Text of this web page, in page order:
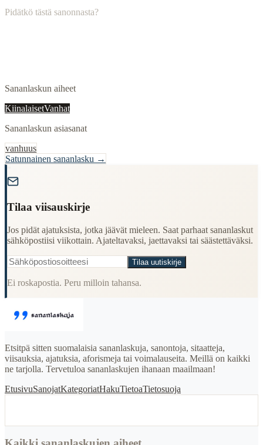
Pidätkö tästä sanonnasta?
Sananlaskun aiheet
KiinalaisetVanhat
Sananlaskun asiasanat
vanhuus
Satunnainen sananlasku →
Tilaa viisauskirje
Jos pidät ajatuksista, jotka jäävät mieleen. Saat parhaat sananlaskut
sähköpostiisi viikottain. Ajateltavaksi, jaettavaksi tai säästettäväksi.
Tilaa uutiskirje
Ei roskapostia. Peru milloin tahansa.
Etsitpä sitten suomalaisia sananlaskuja, sanontoja, sitaatteja,
viisauksia, ajatuksia, aforismeja tai voimalauseita. Meillä on kaikki
ne tarjolla. Tervetuloa sananlaskujen ihanaan maailmaan!
EtusivuSanojatKategoriatHakuTietoaTietosuoja